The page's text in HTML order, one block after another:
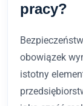
pracy?
obowiązek
istotny